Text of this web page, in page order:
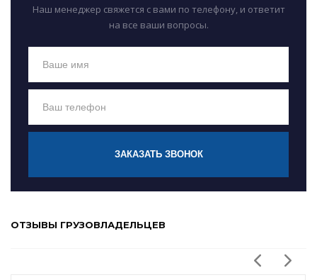
Наш менеджер свяжется с вами по телефону, и ответит
на все ваши вопросы.
ЗАКАЗАТЬ ЗВОНОК
ОТЗЫВЫ ГРУЗОВЛАДЕЛЬЦЕВ